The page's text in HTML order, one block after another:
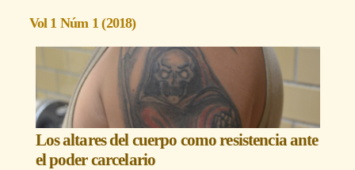
Vol 1 Núm 1 (2018)
Los altares del cuerpo como resistencia ante
el poder carcelario